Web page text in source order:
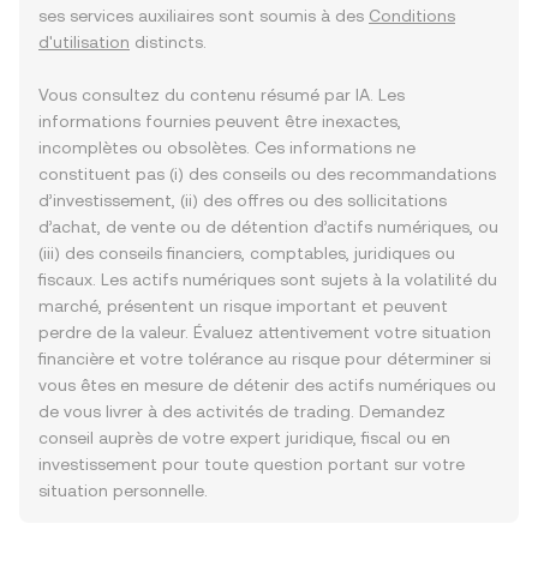
ses services auxiliaires sont soumis à des Conditions
d'utilisation distincts.
Vous consultez du contenu résumé par IA. Les
informations fournies peuvent être inexactes,
incomplètes ou obsolètes. Ces informations ne
constituent pas (i) des conseils ou des recommandations
d’investissement, (ii) des offres ou des sollicitations
d’achat, de vente ou de détention d’actifs numériques, ou
(iii) des conseils financiers, comptables, juridiques ou
fiscaux. Les actifs numériques sont sujets à la volatilité du
marché, présentent un risque important et peuvent
perdre de la valeur. Évaluez attentivement votre situation
financière et votre tolérance au risque pour déterminer si
vous êtes en mesure de détenir des actifs numériques ou
de vous livrer à des activités de trading. Demandez
conseil auprès de votre expert juridique, fiscal ou en
investissement pour toute question portant sur votre
situation personnelle.